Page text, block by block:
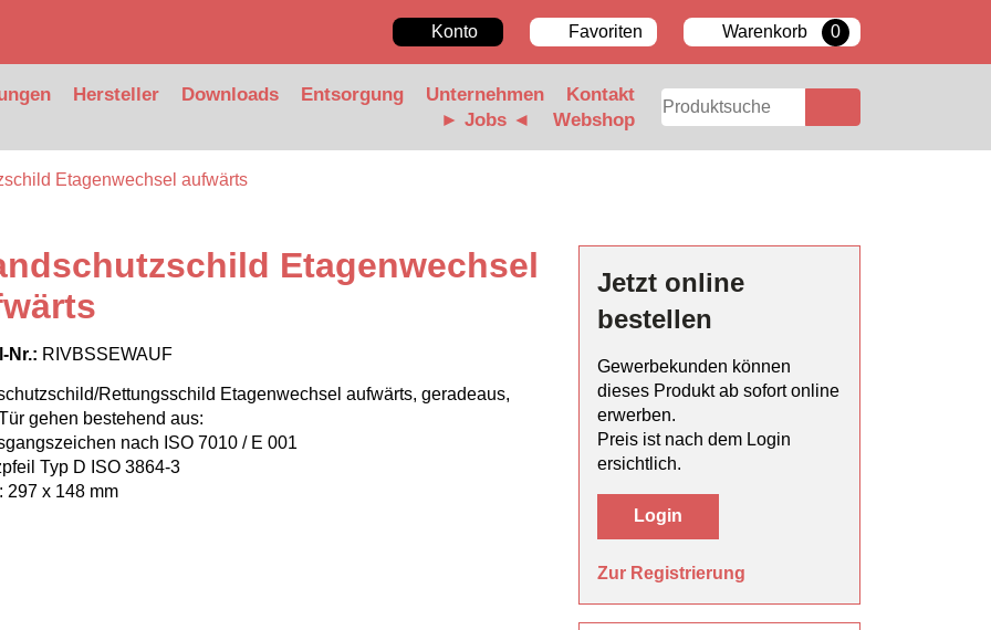
Konto Favoriten Warenkorb 0
Hersteller Downloads Entsorgung Unternehmen
Kontakt
► Jobs ◄
Webshop
Etagenwechsel aufwärts
Etagenwechsel
Nr.: RIVBSSEWAUF
Rettungsschild Etagenwechsel aufwärts, geradeaus,
gehen bestehend aus:
nach ISO 7010 / E 001
Typ D ISO 3864-3
297 x 148 mm
Jetzt online
bestellen
Gewerbekunden können
dieses Produkt ab sofort online
erwerben.
Preis ist nach dem Login
ersichtlich.
Login
Zur Registrierung